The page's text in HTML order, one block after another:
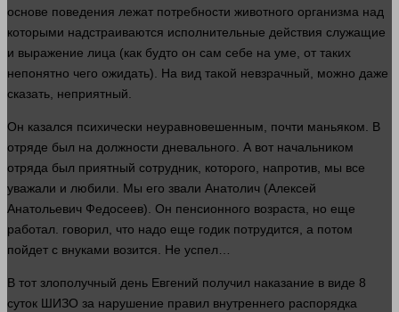
основе поведения лежат потребности животного организма над
которыми надстраиваются исполнительные действия служащие
и выражение лица (как будто он сам себе на уме, от таких
непонятно чего ожидать). На вид такой невзрачный, можно даже
сказать , неприятный.
Он казался психически неуравновешенным, почти маньяком. В
отряде был на должности дневального. А вот начальником
отряда был приятный сотрудник, которого, напротив, мы все
уважали и любили. Мы его звали Анатолич (Алексей
Анатольевич Федосеев). Он пенсионного возраста, но еще
работал. говорил , что надо еще годик потрудится, а потом
пойдет с внуками возится. Не успел
В тот злополучный день Евгений получил наказание в виде 8
суток ШИЗО за нарушение правил внутреннего распорядка